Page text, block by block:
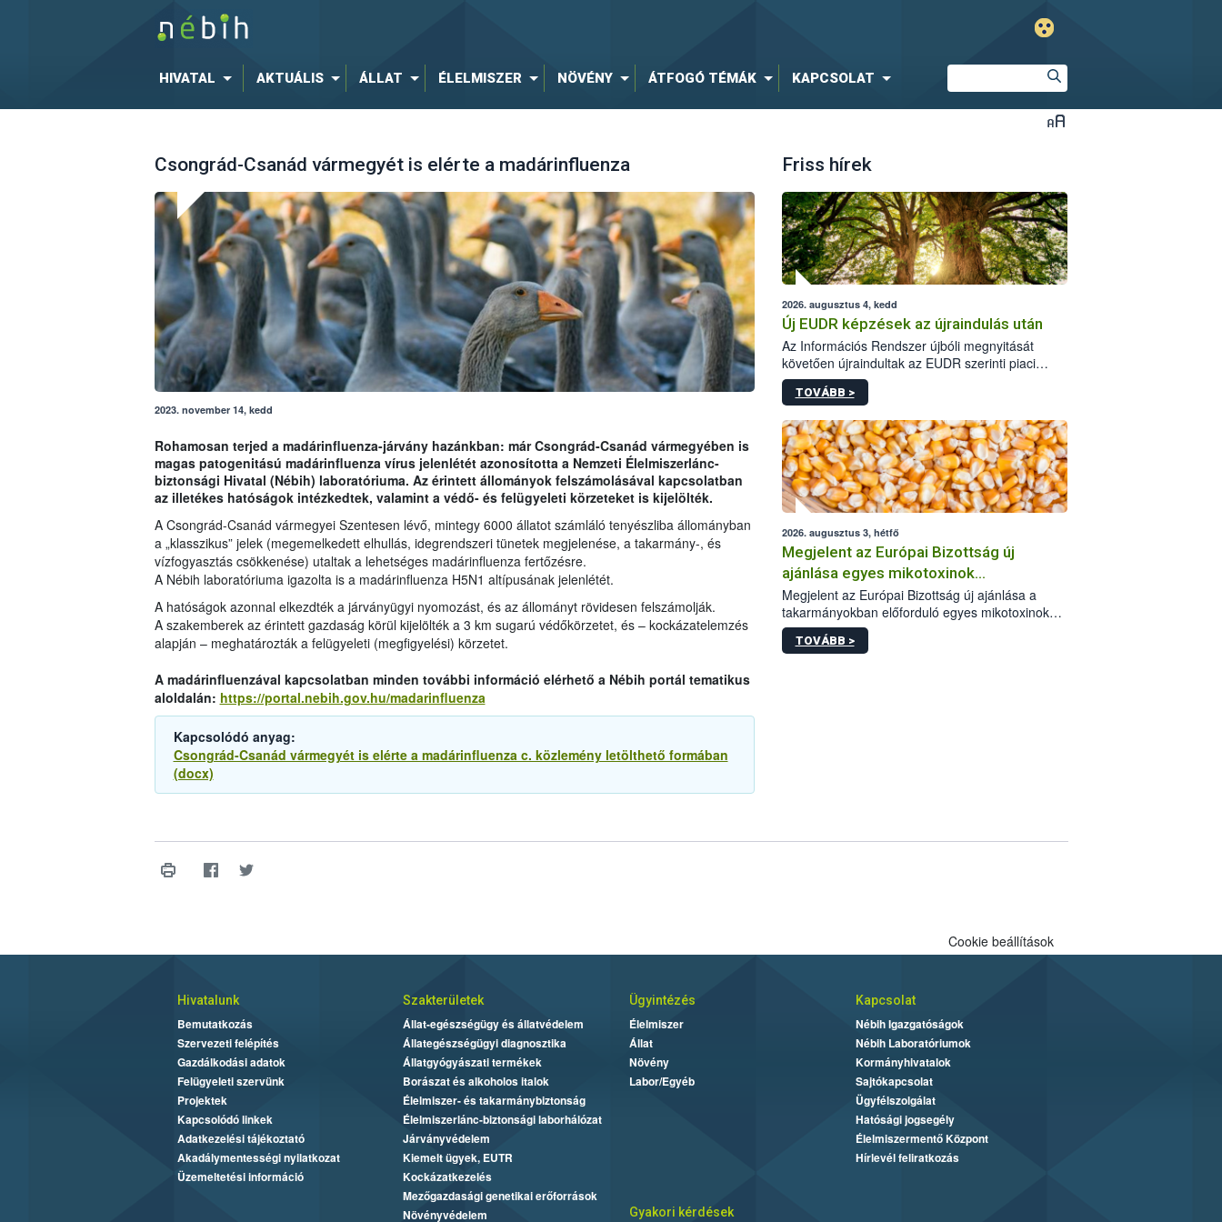
HIVATAL AKTUÁLIS ÁLLAT ÉLELMISZER NÖVÉNY ÁTFOGÓ TÉMÁK KAPCSOLAT
Csongrád-Csanád vármegyét is elérte a madárinfluenza
2023. november 14, kedd
Rohamosan terjed a madárinfluenza-járvány hazánkban: már Csongrád-Csanád vármegyében is
magas patogenitású madárinfluenza vírus jelenlétét azonosította a Nemzeti Élelmiszerlánc-
biztonsági Hivatal (Nébih) laboratóriuma. Az érintett állományok felszámolásával kapcsolatban
az illetékes hatóságok intézkedtek, valamint a védő- és felügyeleti körzeteket is kijelölték.
A Csongrád-Csanád vármegyei Szentesen lévő, mintegy 6000 állatot számláló tenyészliba állományban
a „klasszikus” jelek (megemelkedett elhullás, idegrendszeri tünetek megjelenése, a takarmány-, és
vízfogyasztás csökkenése) utaltak a lehetséges madárinfluenza fertőzésre.
A Nébih laboratóriuma igazolta is a madárinfluenza H5N1 altípusának jelenlétét.
A hatóságok azonnal elkezdték a járványügyi nyomozást, és az állományt rövidesen felszámolják.
A szakemberek az érintett gazdaság körül kijelölték a 3 km sugarú védőkörzetet, és – kockázatelemzés
alapján – meghatározták a felügyeleti (megfigyelési) körzetet.
A madárinfluenzával kapcsolatban minden további információ elérhető a Nébih portál tematikus
aloldalán: https://portal.nebih.gov.hu/madarinfluenza
Kapcsolódó anyag:
Csongrád-Csanád vármegyét is elérte a madárinfluenza c. közlemény letölthető formában
(docx)
Friss hírek
2026. augusztus 4, kedd
Új EUDR képzések az újraindulás után
Az Információs Rendszer újbóli megnyitását
követően újraindultak az EUDR szerinti piaci
szereplőknek szóló online képzések.
TOVÁBB >
2026. augusztus 3, hétfő
Megjelent az Európai Bizottság új
ajánlása egyes mikotoxinok
takarmányokban való jelenlétéről
Megjelent az Európai Bizottság új ajánlása a
takarmányokban előforduló egyes mikotoxinokkal
kapcsolatban. A dokumentum 2027-től új
irányértékek alkalmazását írja elő, és a jelenleg
TOVÁBB >
Cookie beállítások
Hivatalunk
Bemutatkozás
Szervezeti felépítés
Gazdálkodási adatok
Felügyeleti szervünk
Projektek
Kapcsolódó linkek
Adatkezelési tájékoztató
Akadálymentességi nyilatkozat
Üzemeltetési információ
Szakterületek
Állat-egészségügy és állatvédelem
Állategészségügyi diagnosztika
Állatgyógyászati termékek
Borászat és alkoholos italok
Élelmiszer- és takarmánybiztonság
Élelmiszerlánc-biztonsági laborhálózat
Járványvédelem
Kiemelt ügyek, EUTR
Kockázatkezelés
Mezőgazdasági genetikai erőforrások
Növényvédelem
Ügyintézés
Élelmiszer
Állat
Növény
Labor/Egyéb
Kapcsolat
Nébih Igazgatóságok
Nébih Laboratóriumok
Kormányhivatalok
Sajtókapcsolat
Ügyfélszolgálat
Hatósági jogsegély
Élelmiszermentő Központ
Hírlevél feliratkozás
Gyakori kérdések